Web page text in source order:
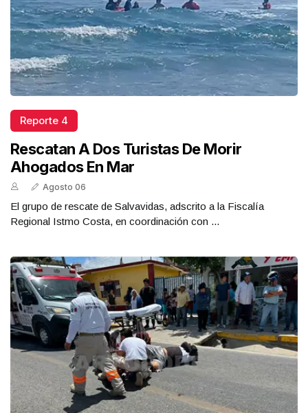
Reporte 4
Rescatan A Dos Turistas De Morir
Ahogados En Mar
Agosto 06
El grupo de rescate de Salvavidas, adscrito a la Fiscalía
Regional Istmo Costa, en coordinación con ...